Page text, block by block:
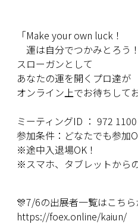
「Make your own luck！
運は自分でつかみとろう
スローガンとして
あなたの運を開くプロ達が
オンライン上でお待ちして
ミーティングID ： 972
参加条件：どなたでも参加
※途中入退場OK！
※スマホ、タブレットから
🎊7/6の出展者一覧はこちら
https://foex.online/kaiun/